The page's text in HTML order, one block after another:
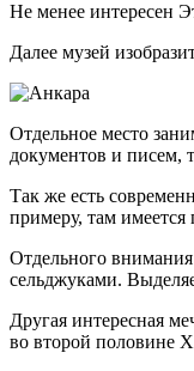
Не менее интересен
Далее музей
Отдельное место
документов и писем,
Так же есть
примеру, там
Отдельного
сельджуками.
Другая интересная
во второй половине